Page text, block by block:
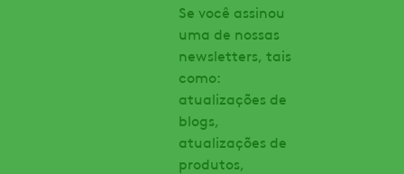
Se você assinou
uma de nossas
newsletters, tais
como:
atualizações de
blogs,
atualizações de
produtos,